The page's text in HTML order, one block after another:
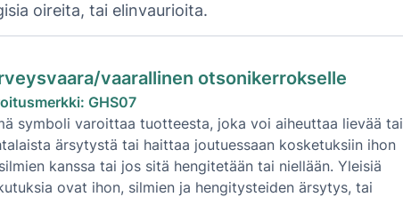
oireita, tai elinvaurioita.
vaarallinen otsonikerrokselle
GHS07
symboli varoittaa tuotteesta, joka voi aiheuttaa lievää tai
ärsytystä tai haittaa joutuessaan kosketuksiin ihon
kanssa tai jos sitä hengitetään tai niellään. Yleisiä
ovat ihon, silmien ja hengitysteiden ärsytys, tai